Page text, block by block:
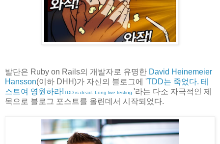
발단은 Ruby on Rails의 개발자로 유명한 David Heinemeier
Hansson(이하 DHH)가 자신의 블로그에 'TDD는 죽었다. 테
스트여 영원하라!TDD is dead. Long live testing.'라는 다소 자극적인 제
목으로 블로그 포스트를 올린데서 시작되었다.